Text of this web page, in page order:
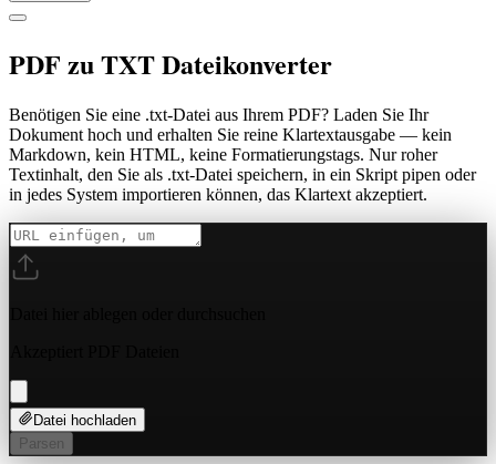
PDF zu TXT Dateikonverter
Benötigen Sie eine .txt-Datei aus Ihrem PDF? Laden Sie Ihr
Dokument hoch und erhalten Sie reine Klartextausgabe — kein
Markdown, kein HTML, keine Formatierungstags. Nur roher
Textinhalt, den Sie als .txt-Datei speichern, in ein Skript pipen oder
in jedes System importieren können, das Klartext akzeptiert.
Datei hochladen
Parsen